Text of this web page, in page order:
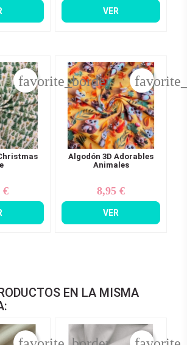
VER
€
favorite_border
Algodón 3D Adorables
Animales
Precio
8,95 €
VER
EN LA MISMA